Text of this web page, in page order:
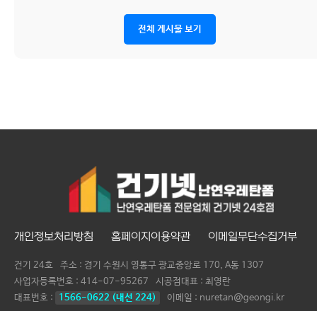
전체 게시물 보기
개인정보처리방침 홈페이지이용약관 이메일무단수집거부
건기 24호
주소 : 경기 수원시 영통구 광교중앙로 170, A동 1307
사업자등록번호 : 414-07-95267 시공점대표 : 최영란
대표번호 :
1566-0622 (내선 224) 이메일 : nuretan@geongi.kr